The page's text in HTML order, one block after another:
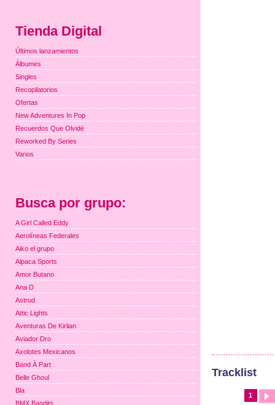
Tracklist
1
Tienda Digital
Últimos lanzamientos
Álbumes
Singles
Recopilatorios
Ofertas
New Adventures In Pop
Recuerdos Que Olvidé
Reworked By Series
Varios
Busca por grupo:
A Girl Called Eddy
Aerolíneas Federales
Aiko el grupo
Alpaca Sports
Amor Butano
Ana D
Astrud
Attic Lights
Aventuras De Kirlian
Aviador Dro
Axolotes Mexicanos
Band À Part
Belle Ghoul
Bla
BMX Bandits